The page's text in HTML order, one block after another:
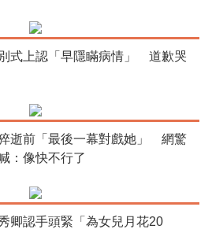
式上認「早隱瞞病情」 道歉哭
逝前「最後一幕對戲她」 網驚
：像快不行了
卿認手頭緊「為女兒月花20